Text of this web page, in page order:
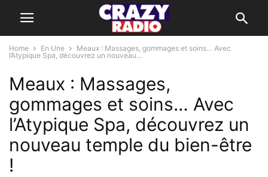
Home En Une
Meaux : Massages, gommages et soins… Avec
l’Atypique Spa, découvrez un nouveau...
Meaux : Massages,
gommages et soins… Avec
l’Atypique Spa, découvrez un
nouveau temple du bien-être
!